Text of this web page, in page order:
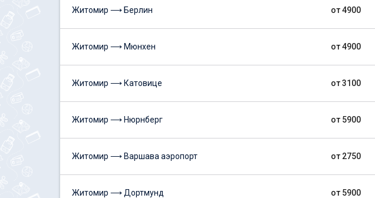
Житомир ⟶ Берлин от 4900
Житомир ⟶ Мюнхен от 4900
Житомир ⟶ Катовице от 3100
Житомир ⟶ Нюрнберг от 5900
Житомир ⟶ Варшава аэропорт от 2750
Житомир ⟶ Дортмунд от 5900